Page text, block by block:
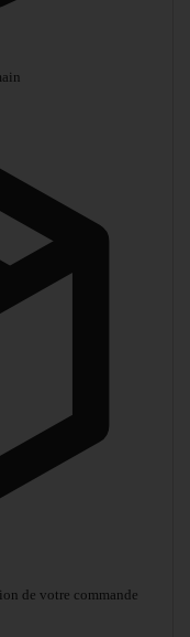
de votre commande